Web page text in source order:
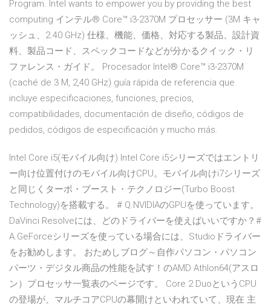
Program. Intel wants to empower you by providing the best
computing インテル® Core™ i3-2370M プロセッサー (3M キャ
ッシュ、2.40 GHz) 仕様、機能、価格、対応する製品、設計資
料、製品コード、スペックコードなどが分かるクイック・リ
ファレンス・ガイド。 Procesador Intel® Core™ i3-2370M
(caché de 3 M, 2,40 GHz) guía rápida de referencia que
incluye especificaciones, funciones, precios,
compatibilidades, documentación de diseño, códigos de
pedidos, códigos de especificación y mucho más.
Intel Core i5(モバイル向け) Intel Core i5シリーズではエントリ
ー向け位置付けのモバイル向けCPU。モバイル向けi7シリーズ
と同じくターボ・ブースト・テクノロジー(Turbo Boost
Technology)を搭載する。 # Q.NVIDIAのGPUを使っています。
DaVinci Resolveには、どのドライバーを使えばいいですか？#
A.GeForceシリーズを使っている場合には、Studioドライバー
をお勧めします。 おためしブログ～自作パソコン・パソコン
パーツ・デジタル商品の性能を試す！のAMD Athlon64(アスロ
ン）プロセッサ一覧表のページです。 Core 2 DuoというCPU
の登場が、マルチコアCPUの幕開けといわれていて、現在 主